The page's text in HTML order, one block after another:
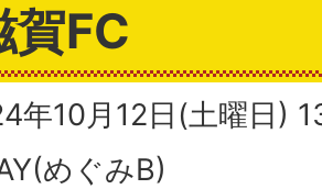
賀FC
年10月12日(土曜日)
めぐみB)